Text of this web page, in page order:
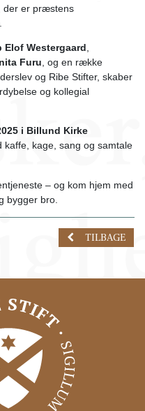
der er præstens
Elof Westergaard
Furu , og en række
og Ribe Stifter, skaber
og kollegial
i Billund Kirke
kaffe, kage, sang og samtale
– og kom hjem med
bygger bro.
TILBAGE